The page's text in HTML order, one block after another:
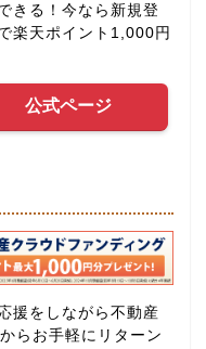
きる！今なら新規登
楽天ポイント1,000円
公式ページ
援をしながら不動産
らお手軽にリターン